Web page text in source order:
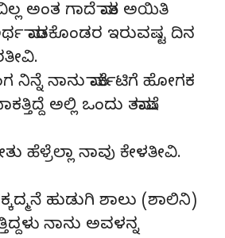
ಅಂತ ಗಾದೆ ಮಾತ ಅಯಿತಿ
ಮಾಡಕೊಂಡರ ಇರುವಷ್ಟ ದಿನ
ನಿನ್ನೆ ನಾನು ಮಾರ್ಕೆಟಿಗೆ ಹೋಗಕ
ಅಲ್ಲಿ ಒಂದು ತಮಾಷೆ
ಹೆಳ್ರೆಲ್ಲಾ ನಾವು ಕೇಳತೀವಿ.
ಹುಡುಗಿ ಶಾಲು (ಶಾಲಿನಿ)
ನಾನು ಅವಳನ್ನ